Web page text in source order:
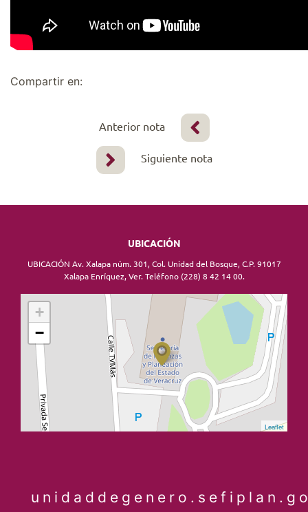
Compartir en:
Anterior nota
Siguiente nota
UBICACIÓN
UBICACIÓN Av. Xalapa núm. 301, Col. Unidad del Bosque, C.P. 91017
Xalapa Enríquez, Ver. Teléfono (228) 8 42 14 00.
+
−
Leaflet